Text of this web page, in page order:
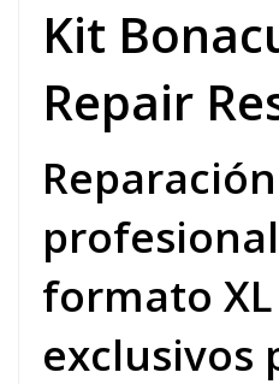
Kit
Repair
Reparación
formato
exclusivos